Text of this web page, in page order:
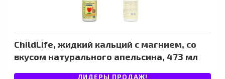
ChildLife, жидкий кальций с магнием, со
вкусом натурального апельсина, 473 мл
ЛИДЕРЫ ПРОДАЖ!